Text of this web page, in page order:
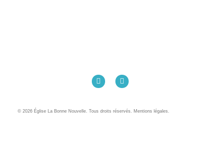
© 2026 Église La Bonne Nouvelle. Tous droits réservés. Mentions légales.